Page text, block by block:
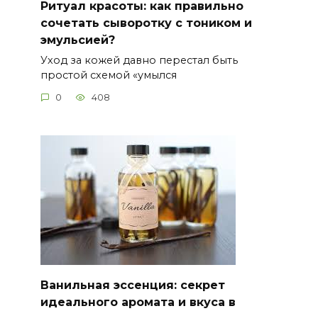
Ритуал красоты: как правильно
сочетать сыворотку с тоником и
эмульсией?
Уход за кожей давно перестал быть
простой схемой «умылся
0 408
Ванильная эссенция: секрет
идеального аромата и вкуса в